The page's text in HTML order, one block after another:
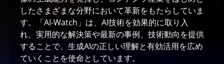
したさまざまな分野において革新をもたらしていま
す。「AI-Watch」は、AI技術を効果的に取り入
れ、実用的な解決策や最新の事例、技術動向を提供
することで、生成AIの正しい理解と有効活用を広め
ていくことを使命としています。